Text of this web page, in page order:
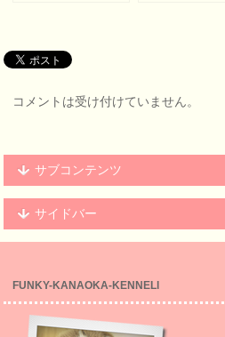
コメントは受け付けていません。
サブコンテンツ
サイドバー
FUNKY-KANAOKA-KENNELl